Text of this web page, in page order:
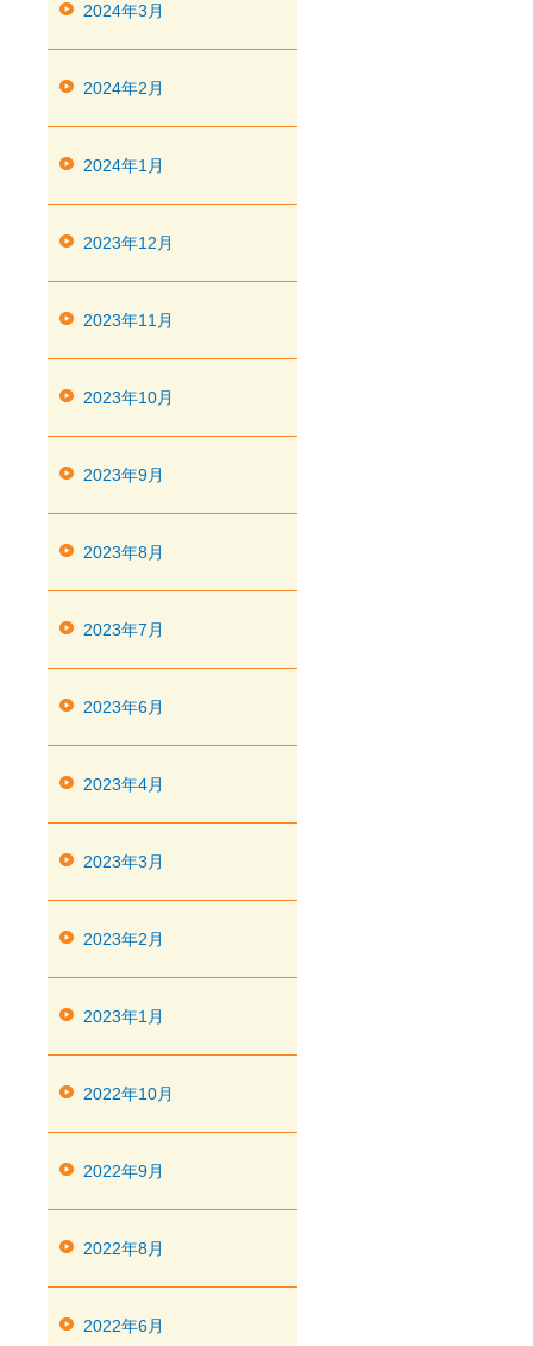
2024年3月
2024年2月
2024年1月
2023年12月
2023年11月
2023年10月
2023年9月
2023年8月
2023年7月
2023年6月
2023年4月
2023年3月
2023年2月
2023年1月
2022年10月
2022年9月
2022年8月
2022年6月